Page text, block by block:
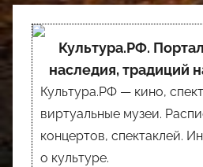
Культура.РФ.
наследия, традиций
Культура.РФ — кино,
виртуальные музеи.
концертов, спектаклей.
о культуре.